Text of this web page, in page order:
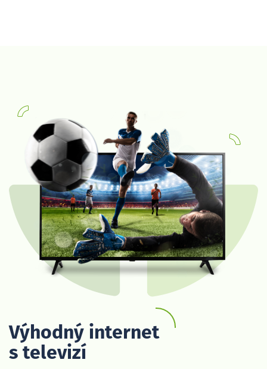
Výhodný internet
s televizí